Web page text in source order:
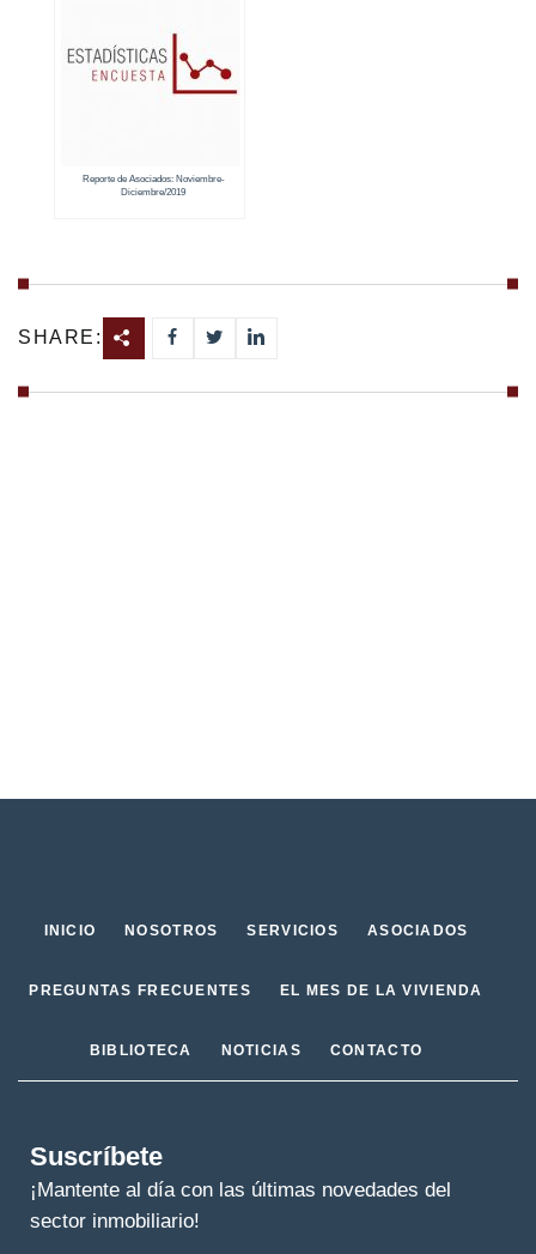
Reporte de Asociados: Noviembre-
Diciembre/2019
SHARE:
INICIO NOSOTROS SERVICIOS ASOCIADOS
PREGUNTAS FRECUENTES EL MES DE LA VIVIENDA
BIBLIOTECA NOTICIAS CONTACTO
Suscríbete
¡Mantente al día con las últimas novedades del
sector inmobiliario!